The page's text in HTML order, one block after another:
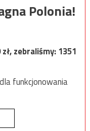
Polonia!
zł, zebraliśmy:1351
funkcjonowania